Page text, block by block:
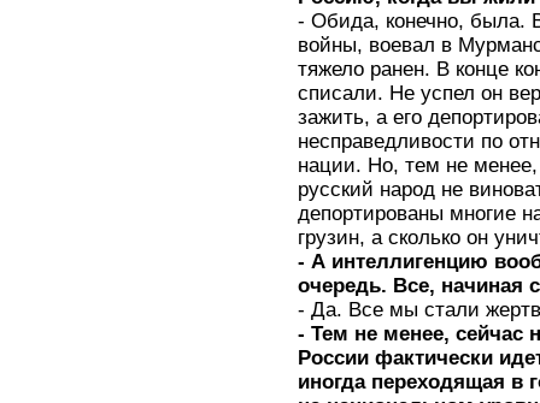
- Обида, конечно, была.
войны, воевал в
тяжело ранен. В конце
списали. Не успел он
зажить, а его
несправедливости по
нации. Но, тем не
русский народ не
депортированы многие
грузин, а сколько он
- А интеллигенцию
очередь. Все, начиная
- Да. Все мы стали
- Тем не менее, сейчас
России фактически
иногда переходящая в